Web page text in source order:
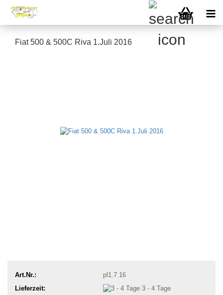
Fiat 500 & 500C Riva 1.Juli 2016
Art.Nr.:
pl1.7.16
Lieferzeit:
3 - 4 Tage